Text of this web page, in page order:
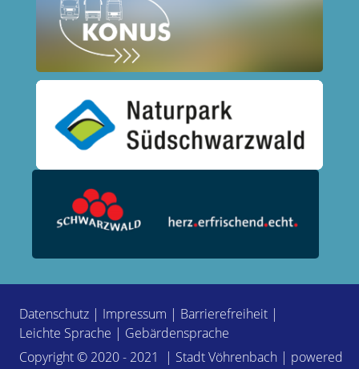
Datenschutz | Impressum | Barrierefreiheit |
Leichte Sprache | Gebärdensprache
Copyright © 2020 - 2021 | Stadt Vöhrenbach | powered